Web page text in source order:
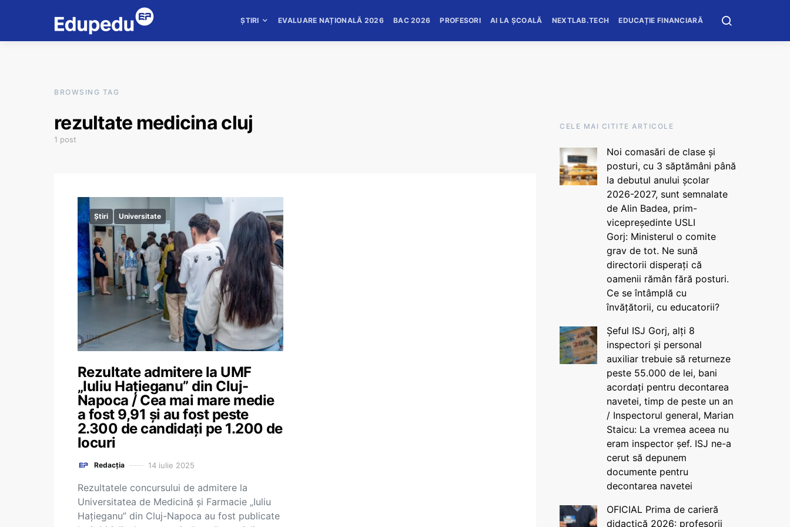
ȘTIRI EVALUARE NAȚIONALĂ 2026 BAC 2026 PROFESORI AI LA ȘCOALĂ NEXTLAB.TECH EDUCAȚIE FINANCIARĂ
BROWSING TAG
rezultate medicina cluj
1 post
Știri Universitate
Rezultate admitere la UMF
„Iuliu Haţieganu” din Cluj-
Napoca / Cea mai mare medie
a fost 9,91 și au fost peste
2.300 de candidați pe 1.200 de
locuri
Redacția 14 iulie 2025
Rezultatele concursului de admitere la
Universitatea de Medicină și Farmacie „Iuliu
Hațieganu” din Cluj-Napoca au fost publicate
CELE MAI CITITE ARTICOLE
Noi comasări de clase și
posturi, cu 3 săptămâni până
la debutul anului școlar
2026-2027, sunt semnalate
de Alin Badea, prim-
vicepreședinte USLI
Gorj: Ministerul o comite
grav de tot. Ne sună
directorii disperați că
oamenii rămân fără posturi.
Ce se întâmplă cu
învățătorii, cu educatorii?
Șeful ISJ Gorj, alți 8
inspectori și personal
auxiliar trebuie să returneze
peste 55.000 de lei, bani
acordați pentru decontarea
navetei, timp de peste un an
/ Inspectorul general, Marian
Staicu: La vremea aceea nu
eram inspector șef. ISJ ne-a
cerut să depunem
documente pentru
decontarea navetei
OFICIAL Prima de carieră
didactică 2026: profesorii